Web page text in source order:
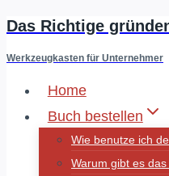
Zum
Das Richtige
Werkzeugkasten für Unternehmer
Home
Buch bestellen
Wie benutze ich
Warum gibt es